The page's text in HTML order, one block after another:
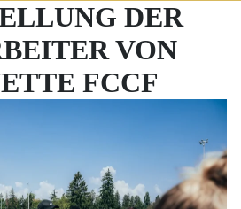
DER
VON
FCCF